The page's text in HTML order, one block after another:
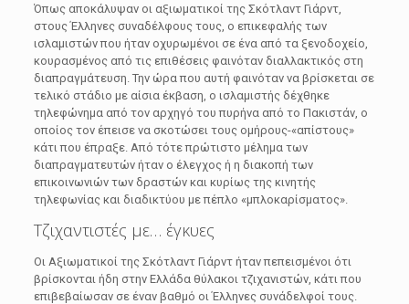
Όπως αποκάλυψαν οι αξιωματικοί της Σκότλαντ Γιάρντ,
στους Έλληνες συναδέλφους τους, ο επικεφαλής των
ισλαμιστών που ήταν οχυρωμένοι σε ένα από τα ξενοδοχείο,
κουρασμένος από τις επιθέσεις φαινόταν διαλλακτικός στη
διαπραγμάτευση. Την ώρα που αυτή φαινόταν να βρίσκεται σε
τελικό στάδιο με αίσια έκβαση, ο ισλαμιστής δέχθηκε
τηλεφώνημα από τον αρχηγό του πυρήνα από το Πακιστάν, ο
οποίος τον έπεισε να σκοτώσει τους ομήρους-«απίστους»
κάτι που έπραξε. Από τότε πρώτιστο μέλημα των
διαπραγματευτών ήταν ο έλεγχος ή η διακοπή των
επικοινωνιών των δραστών και κυρίως της κινητής
τηλεφωνίας και διαδικτύου με πέπλο «μπλοκαρίσματος».
Τζιχαντιστές με… έγκυες
Οι Aξιωματικοί της Σκότλαντ Γιάρντ ήταν πεπεισμένοι ότι
βρίσκονται ήδη στην Ελλάδα θύλακοι τζιχανιστών, κάτι που
επιβεβαίωσαν σε έναν βαθμό οι Έλληνες συνάδελφοί τους.